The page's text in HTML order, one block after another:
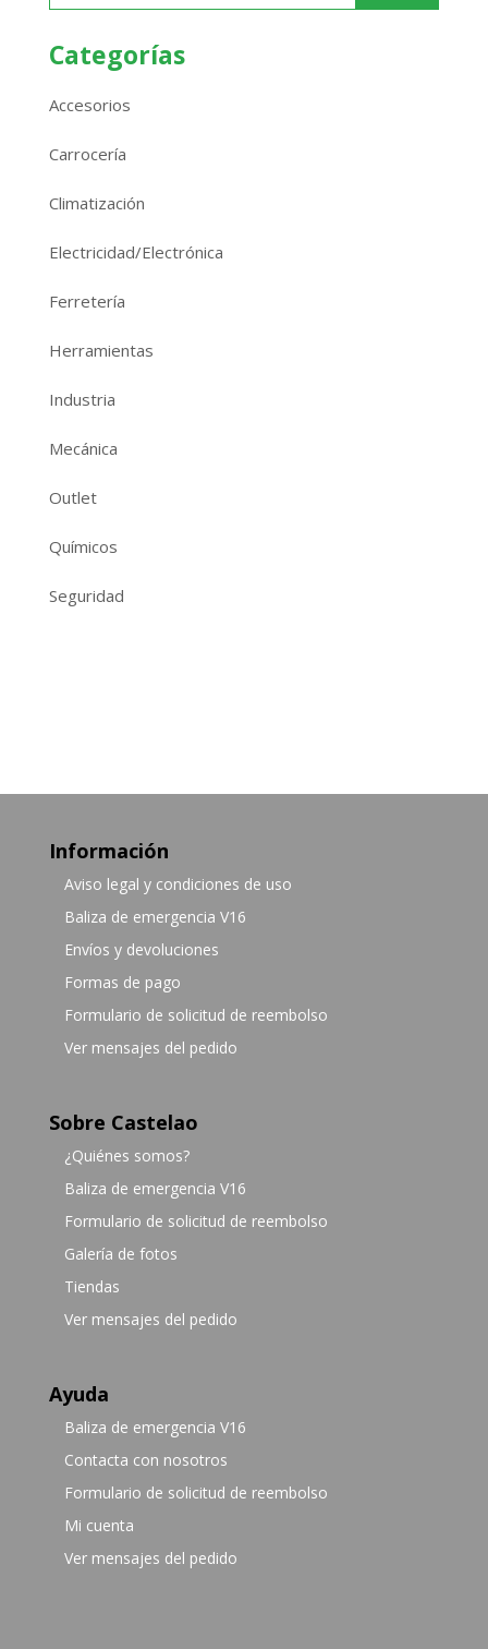
Categorías
Accesorios
Carrocería
Climatización
Electricidad/Electrónica
Ferretería
Herramientas
Industria
Mecánica
Outlet
Químicos
Seguridad
Información
Aviso legal y condiciones de uso
Baliza de emergencia V16
Envíos y devoluciones
Formas de pago
Formulario de solicitud de reembolso
Ver mensajes del pedido
Sobre Castelao
¿Quiénes somos?
Baliza de emergencia V16
Formulario de solicitud de reembolso
Galería de fotos
Tiendas
Ver mensajes del pedido
Ayuda
Baliza de emergencia V16
Contacta con nosotros
Formulario de solicitud de reembolso
Mi cuenta
Ver mensajes del pedido